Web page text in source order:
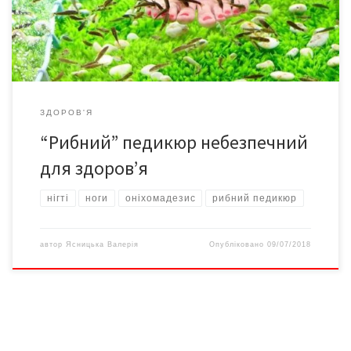
тому екзотичну процедуру. Після неї у дівчини почалися
проблеми зі здоров’ям та відшарувалися […]
ЗДОРОВ'Я
“Рибний” педикюр небезпечний
для здоров’я
нігті ноги оніхомадезис рибний педикюр
автор Ясницька Валерія Опубліковано09/07/2018